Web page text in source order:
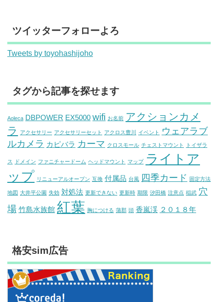
ツイッターフォローよろ
Tweets by toyohashijoho
タグから記事を探せます
Aoleca DBPOWER EX5000 wifi お名前 アクションカメ
ラ
アクセサリー アクセサリーセット アクロス豊川 イベント
ウェアラブ
ルカメラ カピバラ カーマ クロスモール チェストマウント トイザラ
ス ドメイン ファニチャードーム ヘッドマウント マップ ライトア
ップ リニューアルオープン 互換 付属品 台風 四季カード 固定方法
地図 大井平公園 失効 対処法 更新できない 更新時 期限 汐田橋 注意点 稲武 穴
場 竹島水族館 紅葉 胸につける 蒲郡 頭 香嵐渓 ２０１８年
格安sim広告